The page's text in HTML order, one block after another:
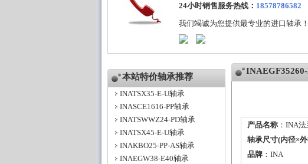
24小时销售服务热线： 18578786582
我们竭诚为您提供最专业的进口轴承！
本站特价轴承推荐
INATSX35-E-U轴承
INASCE1616-PP轴承
INATSWWZ24-PD轴承
INATSX45-E-U轴承
INAKBO25-PP-AS轴承
INAEGW38-E40轴承
产品名称 ：INA
轴承尺寸(内径×
品牌 ： INA